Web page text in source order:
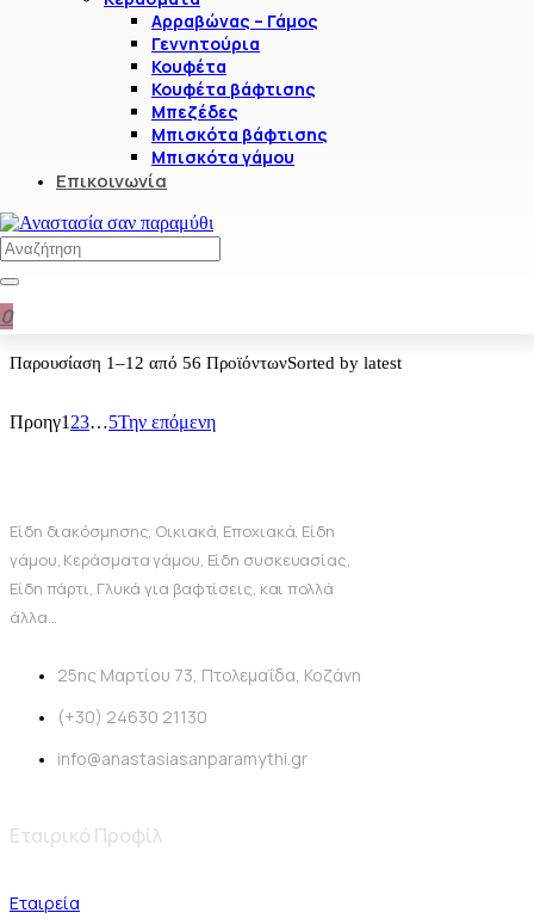
Αρραβώνας – Γάμος
Γεννητούρια
Κουφέτα
Κουφέτα βάφτισης
Μπεζέδες
Μπισκότα βάφτισης
Μπισκότα γάμου
Επικοινωνία
0
Παρουσίαση 1–12 από 56 ΠροϊόντωνSorted by latest
Προηγ1 23…5Την επόμενη
Είδη διακόσμησης, Οικιακά, Εποχιακά, Είδη
γάμου, Κεράσματα γάμου, Είδη συσκευασίας,
Είδη πάρτι, Γλυκά για βαφτίσεις, και πολλά
άλλα...
25ης Μαρτίου 73, Πτολεμαΐδα, Κοζάνη
(+30) 24630 21130
info@anastasiasanparamythi.gr
Εταιρικό Προφίλ
Εταιρεία